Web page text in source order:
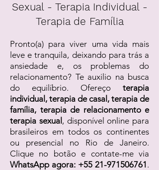
Sexual - Terapia Individual -
Terapia de Família
Pronto(a) para viver uma vida mais
leve e tranquila, deixando para trás a
ansiedade e, os problemas do
relacionamento? Te auxilio na busca
do equilíbrio. Ofereço terapia
individual, terapia de casal, terapia de
família, terapia de relacionamento e
terapia sexual , disponível online para
brasileiros em todos os continentes
ou presencial no Rio de Janeiro.
Clique no botão e contate-me via
WhatsApp agora: +55 21-971506761 .